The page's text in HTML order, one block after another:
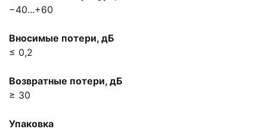
−40...+60
Вносимые потери, дБ
≤ 0,2
Возвратные потери, дБ
≥ 30
Упаковка